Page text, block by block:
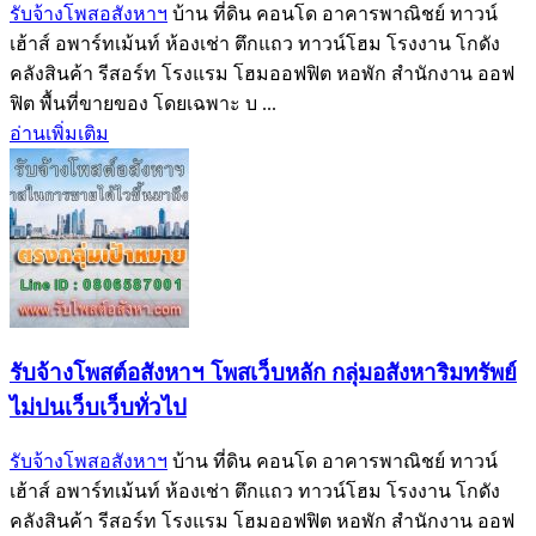
รับจ้างโพสอสังหาฯ บ้าน ที่ดิน คอนโด อาคารพาณิชย์ ทาวน์
เฮ้าส์ อพาร์ทเม้นท์ ห้องเช่า ตึกแถว ทาวน์โฮม โรงงาน โกดัง
คลังสินค้า รีสอร์ท โรงแรม โฮมออฟฟิต หอพัก สำนักงาน ออฟ
ฟิต พื้นที่ขายของ โดยเฉพาะ บ ...
อ่านเพิ่มเติม
รับจ้างโพสต์อสังหาฯ โพสเว็บหลัก กลุ่มอสังหาริมทรัพย์
ไม่ปนเว็บเว็บทั่วไป
รับจ้างโพสอสังหาฯ บ้าน ที่ดิน คอนโด อาคารพาณิชย์ ทาวน์
เฮ้าส์ อพาร์ทเม้นท์ ห้องเช่า ตึกแถว ทาวน์โฮม โรงงาน โกดัง
คลังสินค้า รีสอร์ท โรงแรม โฮมออฟฟิต หอพัก สำนักงาน ออฟ